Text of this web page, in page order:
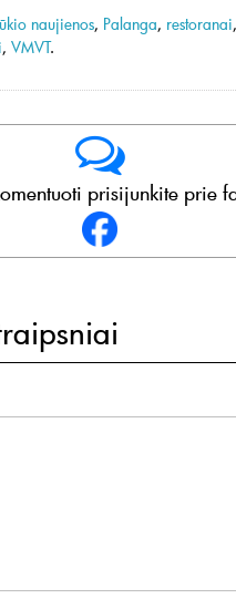
naujienos, Palanga, restoranai,
, VMVT.
prisijunkite prie